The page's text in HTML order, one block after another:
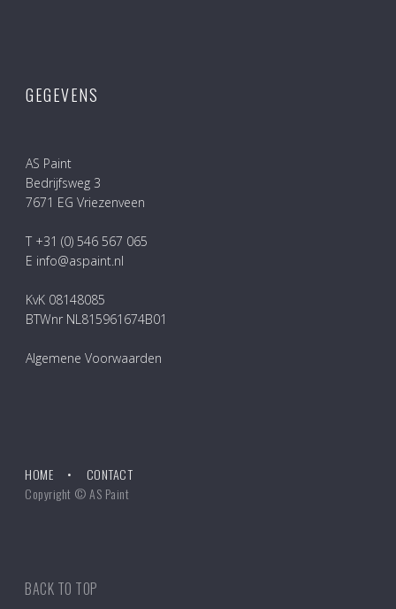
GEGEVENS
AS Paint
Bedrijfsweg 3
7671 EG Vriezenveen
T +31 (0) 546 567 065
E info@aspaint.nl
KvK 08148085
BTWnr NL815961674B01
Algemene Voorwaarden
HOME
CONTACT
Copyright © AS Paint
BACK TO TOP